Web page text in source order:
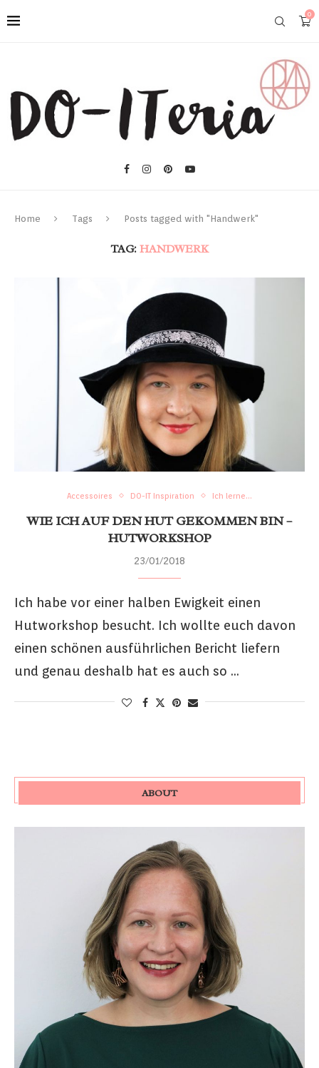
0
Home Tags Posts tagged with "Handwerk"
TAG: HANDWERK
Accessoires DO-IT Inspiration Ich lerne...
WIE ICH AUF DEN HUT GEKOMMEN BIN –
HUTWORKSHOP
23/01/2018
Ich habe vor einer halben Ewigkeit einen
Hutworkshop besucht. Ich wollte euch davon
einen schönen ausführlichen Bericht liefern
und genau deshalb hat es auch so …
ABOUT